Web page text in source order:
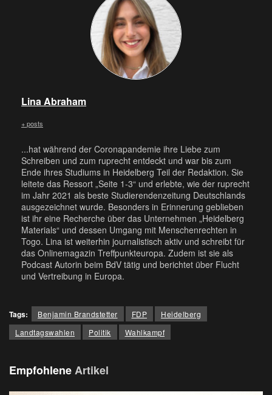
Lina Abraham
+ posts
...hat während der Coronapandemie ihre Liebe zum
Schreiben und zum ruprecht entdeckt und war bis zum
Ende ihres Studiums in Heidelberg Teil der Redaktion. Sie
leitete das Ressort „Seite 1-3“ und erlebte, wie der ruprecht
im Jahr 2021 als beste Studierendenzeitung Deutschlands
ausgezeichnet wurde. Besonders in Erinnerung geblieben
ist ihr eine Recherche über das Unternehmen „Heidelberg
Materials“ und dessen Umgang mit Menschenrechten in
Togo. Lina ist weiterhin journalistisch aktiv und schreibt für
das Onlinemagazin Treffpunkteuropa. Zudem ist sie als
Podcast Autorin beim BdV tätig und berichtet über Flucht
und Vertreibung in Europa.
Tags: Benjamin Brandstetter FDP
Heidelberg
Landtagswahlen
Politik Wahlkampf
EmpfohleneArtikel